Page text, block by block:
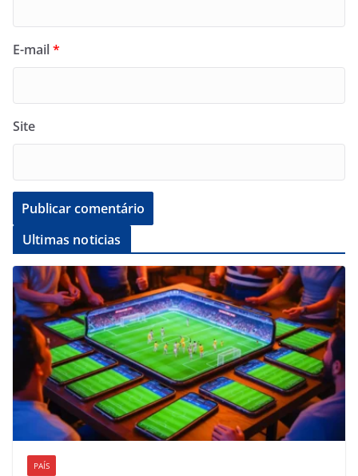
E-mail*
Site
Ultimas noticias
PAÍS